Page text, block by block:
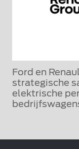
Ford en
strategische
elektrische